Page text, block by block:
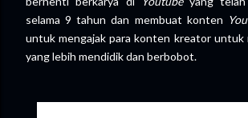
selama 9 tahun dan membuat konten
untuk mengajak para konten kreator untuk
yang lebih mendidik dan berbobot.